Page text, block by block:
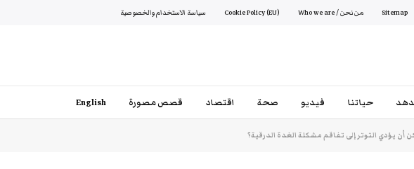
Sitemap من نحن / Who we are Cookie Policy (EU) سياسة الاستخدام والخصوصية
حياتنا فيديو صحة اقتصاد قصص مصورة English
أن يؤدي التوتر إلى تفاقم مشكلة الغدة الدرقية؟